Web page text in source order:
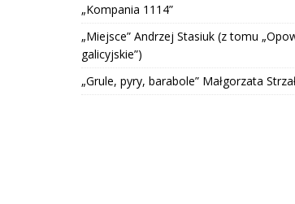
„Kompania 1114”
„Miejsce” Andrzej Stasiuk (z tomu
galicyjskie”)
„Grule, pyry, barabole” Małgorzata